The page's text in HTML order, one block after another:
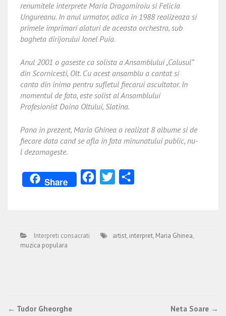
renumitele interprete Maria Dragomiroiu si Felicia
Ungureanu. In anul urmator, adica in 1988 realizeaza si
primele imprimari alaturi de aceasta orchestra, sub
bagheta dirijorului Ionel Puia.
Anul 2001 o gaseste ca solista a Ansamblului „Calusul”
din Scornicesti, Olt. Cu acest ansamblu a cantat si
canta din inima pentru sufletul fiecarui ascultator. In
momentul de fata, este solist al Ansamblului
Profesionist Doina Oltului, Slatina.
Pana in prezent, Maria Ghinea a realizat 8 albume si de
fiecare data cand se afla in fata minunatului public, nu-
l dezamageste.
Share FacebookTwitter
Interpreti consacrati artist, interpret, Maria Ghinea,
muzica populara
Post
← Tudor Gheorghe Neta Soare →